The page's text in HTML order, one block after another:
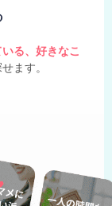
る、好きなこ
ます。